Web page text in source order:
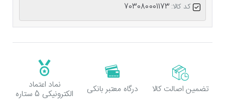
کد کالا: 703080001173
تضمین اصالت کالا درگاه معتبر بانکی نماد اعتماد
الکترونیکی 5 ستاره